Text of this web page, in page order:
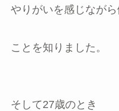
やりがいを感じながら
ことを知りました。
そして27歳のとき